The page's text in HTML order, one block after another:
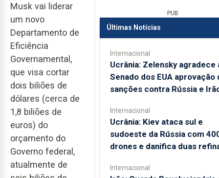
Musk vai liderar
um novo
Departamento de
Eficiência
Governamental,
que visa cortar
dois biliões de
dólares (cerca de
1,8 biliões de
euros) do
orçamento do
Governo federal,
atualmente de
PUB
Últimas Notícias
Internacional
Ucrânia: Zelensky agradece
Senado dos EUA aprovação
sanções contra Rússia e
Internacional
Ucrânia: Kiev ataca sul e
sudoeste da Rússia com
drones e danifica duas
Internacional